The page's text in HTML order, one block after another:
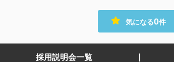
気になる0件
採用説明会一覧